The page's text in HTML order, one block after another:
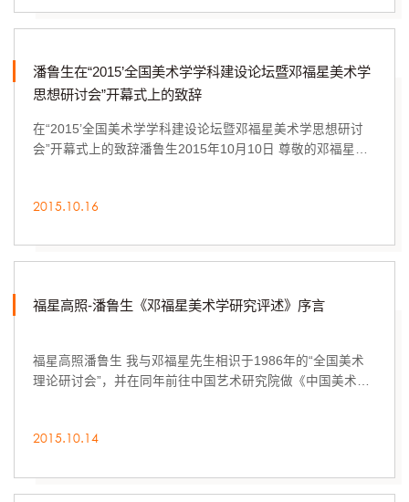
潘鲁生在“2015’全国美术学学科建设论坛暨邓福星美术学
思想研讨会”开幕式上的致辞
在“2015’全国美术学学科建设论坛暨邓福星美术学思想研讨
会”开幕式上的致辞潘鲁生2015年10月10日 尊敬的邓福星先
2015.10.16
福星高照-潘鲁生《邓福星美术学研究评述》序言
福星高照潘鲁生 我与邓福星先生相识于1986年的“全国美术
理论研讨会”，并在同年前往中国艺术研究院做《中国美术
2015.10.14